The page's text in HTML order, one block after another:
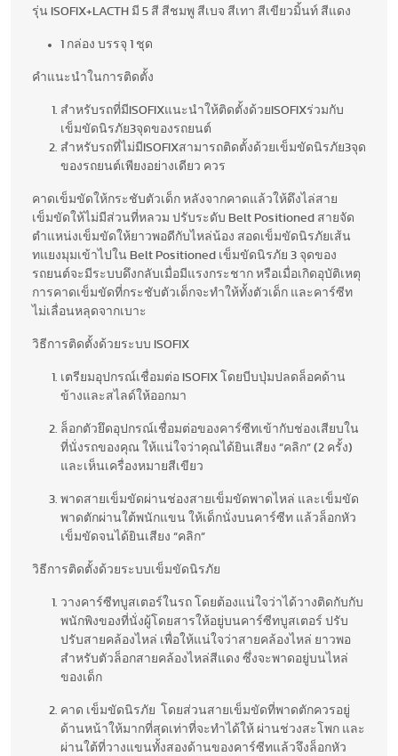
รุ่น ISOFIX+LACTH มี 5 สี สีชมพู สีเบจ สีเทา สีเขียวมิ้นท์ สีแดง
1 กล่อง บรรจุ 1 ชุด
คำแนะนำในการติดตั้ง
สำหรับรถที่มีISOFIXแนะนำให้ติดตั้งด้วยISOFIXร่วมกับ
เข็มขัดนิรภัย3จุดของรถยนต์
สำหรับรถที่ไม่มีISOFIXสามารถติดตั้งด้วยเข็มขัดนิรภัย3จุด
ของรถยนต์เพียงอย่างเดียว ควร
คาดเข็มขัดให้กระชับตัวเด็ก หลังจากคาดแล้วให้ดึงไล่สาย
เข็มขัดให้ไม่มีส่วนที่หลวม ปรับระดับ Belt Positioned สายจัด
ตำแหน่งเข็มขัดให้ยาวพอดีกับไหล่น้อง สอดเข็มขัดนิรภัยเส้น
ทแยงมุมเข้าไปใน Belt Positioned เข็มขัดนิรภัย 3 จุดของ
รถยนต์จะมีระบบดึงกลับเมื่อมีแรงกระชาก หรือเมื่อเกิดอุบัติเหตุ
การคาดเข็มขัดที่กระชับตัวเด็กจะทำให้ทั้งตัวเด็ก และคาร์ซีท
ไม่เลื่อนหลุดจากเบาะ
วิธีการติดตั้งด้วยระบบ ISOFIX
เตรียมอุปกรณ์เชื่อมต่อ ISOFIX โดยบีบปุ่มปลดล็อคด้าน
ข้างและสไลด์ให้ออกมา
ล็อกตัวยึดอุปกรณ์เชื่อมต่อของคาร์ซีทเข้ากับช่องเสียบใน
ที่นั่งรถของคุณ ให้แน่ใจว่าคุณได้ยินเสียง “คลิก” (2 ครั้ง)
และเห็นเครื่องหมายสีเขียว
พาดสายเข็มขัดผ่านช่องสายเข็มขัดพาดไหล่ และเข็มขัด
พาดตักผ่านใต้พนักแขน ให้เด็กนั่งบนคาร์ซีท แล้วล็อกหัว
เข็มขัดจนได้ยินเสียง “คลิก”
วิธีการติดตั้งด้วยระบบเข็มขัดนิรภัย
วางคาร์ซีทบูสเตอร์ในรถ โดยต้องแน่ใจว่าได้วางติดกับกับ
พนักพิงของที่นั่งผู้โดยสารให้อยู่บนคาร์ซีทบูสเตอร์ ปรับ
ปรับสายคล้องไหล่ เพื่อให้แน่ใจว่าสายคล้องไหล่ ยาวพอ
สำหรับตัวล็อกสายคล้องไหล่สีแดง ซึ่งจะพาดอยู่บนไหล่
ของเด็ก
คาด เข็มขัดนิรภัย โดยส่วนสายเข็มขัดที่พาดตักควรอยู่
ด้านหน้าให้มากที่สุดเท่าที่จะทำได้ให้ ผ่านช่วงสะโพก และ
ผ่านใต้ที่วางแขนทั้งสองด้านของคาร์ซีทแล้วจึงล็อกหัว